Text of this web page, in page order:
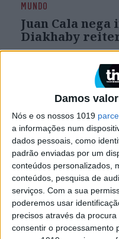
Damos
Nós e os nossos 1019
a informações num
dados pessoais, como
padrão enviadas por um
conteúdos personalizados,
conteúdos, pesquisa de
serviços. Com a sua
poderemos usar
precisos através da
consentir o processamento
MUNDO
Juan Cala
Diakhaby
O futebolista
hoje ter chamado
Diakhaby, insulto
francês do Valência
de domingo entre os